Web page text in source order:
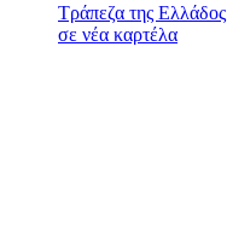
Τράπεζα της Ελλάδος
σε νέα καρτέλα